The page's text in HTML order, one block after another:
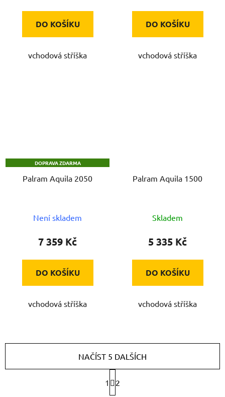
DO KOŠÍKU
vchodová stříška
DO KOŠÍKU
vchodová stříška
DOPRAVA ZDARMA
Palram Aquila 2050
Není skladem
7 359 Kč
DO KOŠÍKU
vchodová stříška
Palram Aquila 1500
Skladem
5 335 Kč
DO KOŠÍKU
vchodová stříška
O
NAČÍST 5 DALŠÍCH
t
r
1 2